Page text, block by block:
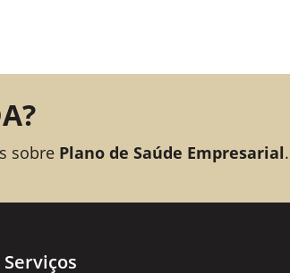
sobre Plano de Saúde Empresarial.